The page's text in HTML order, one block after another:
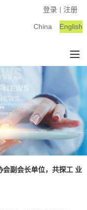
登录 注册
English
China
副会长单位，共探工 业